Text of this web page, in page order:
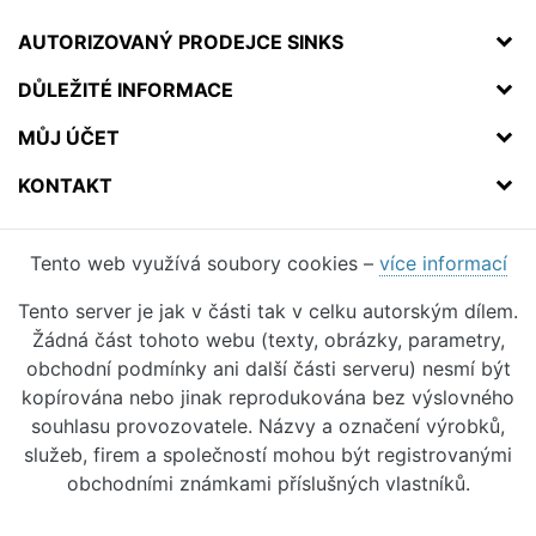
AUTORIZOVANÝ PRODEJCE SINKS
DŮLEŽITÉ INFORMACE
MŮJ ÚČET
KONTAKT
Tento web využívá soubory cookies – více informací
Tento server je jak v části tak v celku autorským dílem.
Žádná část tohoto webu (texty, obrázky, parametry,
obchodní podmínky ani další části serveru) nesmí být
kopírována nebo jinak reprodukována bez výslovného
souhlasu provozovatele. Názvy a označení výrobků,
služeb, firem a společností mohou být registrovanými
obchodními známkami příslušných vlastníků.